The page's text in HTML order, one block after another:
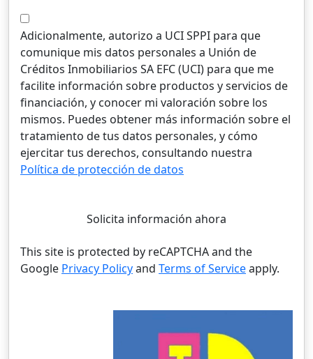
Adicionalmente, autorizo a UCI SPPI para que
comunique mis datos personales a Unión de
Créditos Inmobiliarios SA EFC (UCI) para que me
facilite información sobre productos y servicios de
financiación, y conocer mi valoración sobre los
mismos. Puedes obtener más información sobre el
tratamiento de tus datos personales, y cómo
ejercitar tus derechos, consultando nuestra
Política de protección de datos
Solicita información ahora
This site is protected by reCAPTCHA and the
Google Privacy Policyand Terms of Serviceapply.